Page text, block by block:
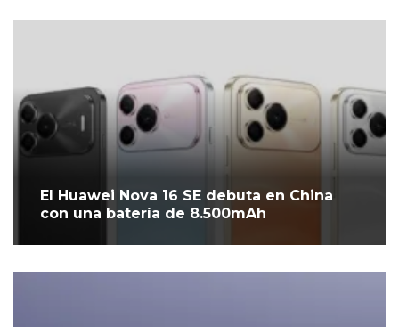
El Huawei Nova 16 SE debuta en China
con una batería de 8.500mAh